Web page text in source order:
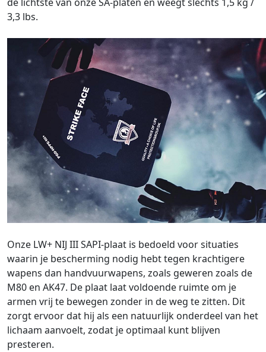
de lichtste van onze SA-platen en weegt slechts 1,5 kg /
3,3 lbs.
Onze LW+ NIJ III SAPI-plaat is bedoeld voor situaties
waarin je bescherming nodig hebt tegen krachtigere
wapens dan handvuurwapens, zoals geweren zoals de
M80 en AK47. De plaat laat voldoende ruimte om je
armen vrij te bewegen zonder in de weg te zitten. Dit
zorgt ervoor dat hij als een natuurlijk onderdeel van het
lichaam aanvoelt, zodat je optimaal kunt blijven
presteren.